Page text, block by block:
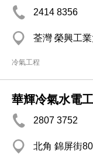
2414 8356
荃灣 榮興工
冷氣工程
華輝冷氣水電
2807 3752
北角 錦屏街80